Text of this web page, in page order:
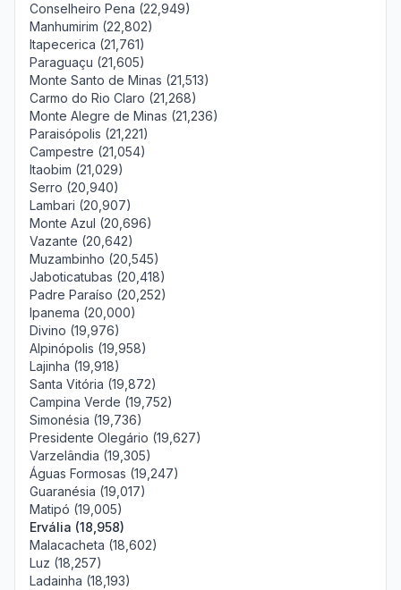
Conselheiro Pena (22,949)
Manhumirim (22,802)
Itapecerica (21,761)
Paraguaçu (21,605)
Monte Santo de Minas (21,513)
Carmo do Rio Claro (21,268)
Monte Alegre de Minas (21,236)
Paraisópolis (21,221)
Campestre (21,054)
Itaobim (21,029)
Serro (20,940)
Lambari (20,907)
Monte Azul (20,696)
Vazante (20,642)
Muzambinho (20,545)
Jaboticatubas (20,418)
Padre Paraíso (20,252)
Ipanema (20,000)
Divino (19,976)
Alpinópolis (19,958)
Lajinha (19,918)
Santa Vitória (19,872)
Campina Verde (19,752)
Simonésia (19,736)
Presidente Olegário (19,627)
Varzelândia (19,305)
Águas Formosas (19,247)
Guaranésia (19,017)
Matipó (19,005)
Ervália (18,958)
Malacacheta (18,602)
Luz (18,257)
Ladainha (18,193)